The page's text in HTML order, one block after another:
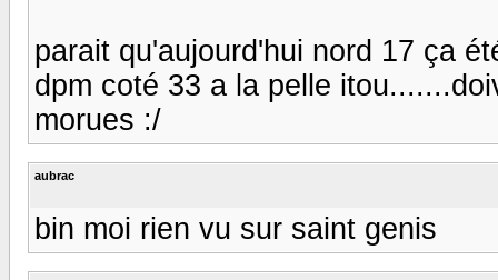
parait qu'aujourd'hui nord 17 ça
dpm coté 33 a la pelle
morues :/
aubrac
bin moi rien vu sur saint genis